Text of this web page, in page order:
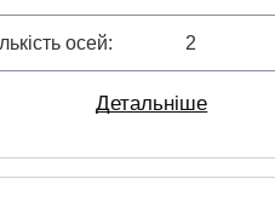
осей 2
Детальніше